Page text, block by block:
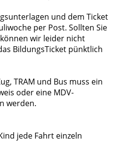
und dem Ticket
per Post. Sollten Sie
wir leider nicht
BildungsTicket pünktlich
TRAM und Bus muss ein
oder eine MDV-
werden.
jede Fahrt einzeln